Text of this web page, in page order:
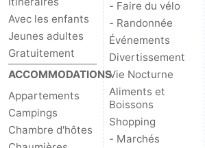
Avec les enfants
Jeunes adultes
Gratuitement
ACCOMMODATIONS
Appartements
Campings
Chambre d'hôtes
- Faire du vélo
- Randonnée
Événements
Divertissement
Vie Nocturne
Aliments et
Boissons
Shopping
- Marchés